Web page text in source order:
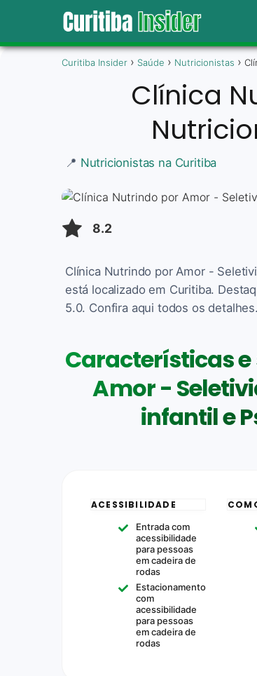
Curitiba Insider Saúde Nutricionistas
Clínica
📍 Nutricionistas na Curitiba
8.2
Clínica Nutrindo por Amor -
está localizado em Curitiba.
5.0. Confira aqui todos os detalhes.
Características
Amor -
infantil e
ACESSIBILIDADE
Entrada com
acessibilidade
para pessoas
em cadeira de
rodas
Estacionamento
com
acessibilidade
para pessoas
em cadeira de
rodas